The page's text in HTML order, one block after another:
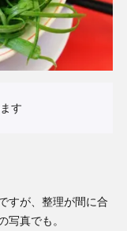
す
すが、整理が間に合
写真でも。